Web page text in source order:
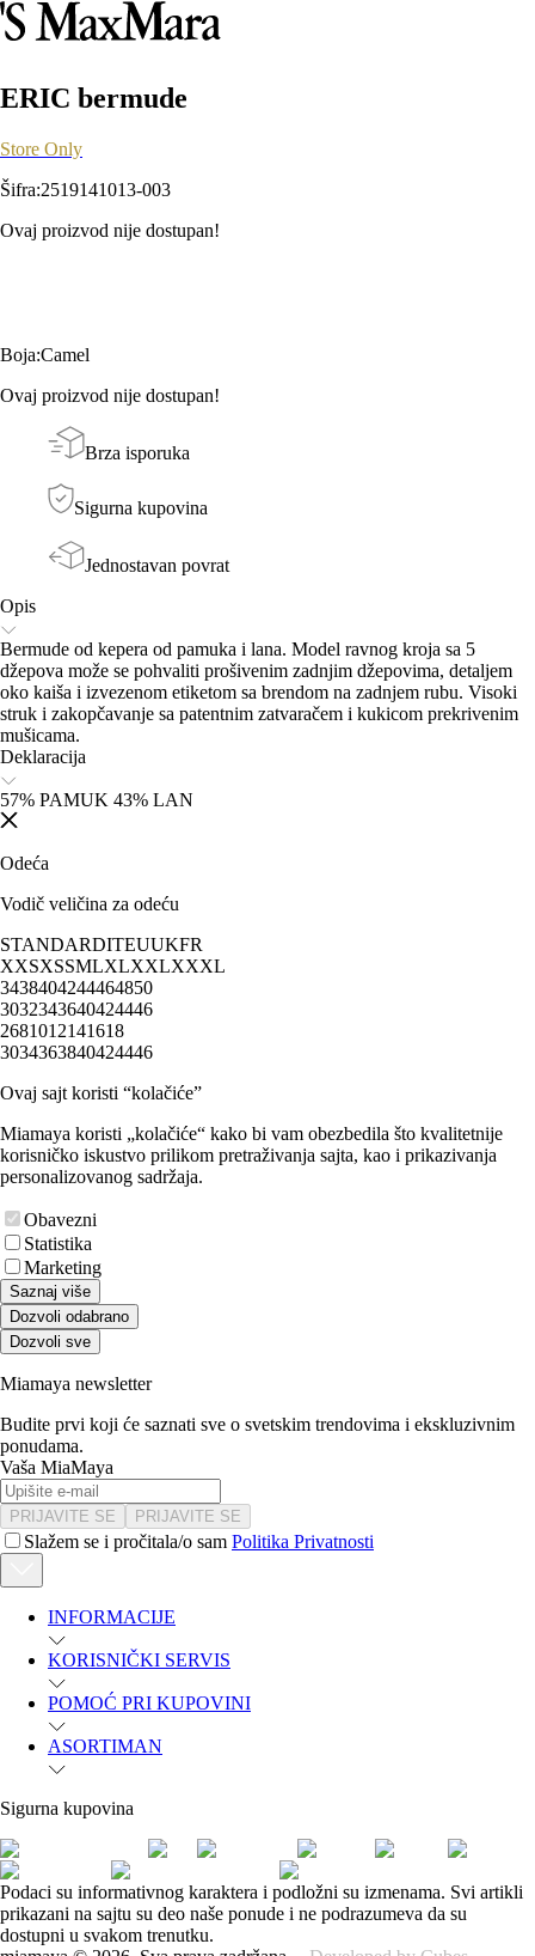
ERIC bermude
Store Only
Šifra:2519141013-003
Ovaj proizvod nije dostupan!
Boja:Camel
Ovaj proizvod nije dostupan!
Brza isporuka
Sigurna kupovina
Jednostavan povrat
Opis
Bermude od kepera od pamuka i lana. Model ravnog kroja sa 5
džepova može se pohvaliti prošivenim zadnjim džepovima, detaljem
oko kaiša i izvezenom etiketom sa brendom na zadnjem rubu. Visoki
struk i zakopčavanje sa patentnim zatvaračem i kukicom prekrivenim
mušicama.
Deklaracija
57% PAMUK 43% LAN
Odeća
Vodič veličina za odeću
STANDARDITEUUKFR
XXSXSSMLXLXXLXXXL
3438404244464850
3032343640424446
2681012141618
3034363840424446
Ovaj sajt koristi “kolačiće”
Miamaya koristi „kolačiće“ kako bi vam obezbedila što kvalitetnije
korisničko iskustvo prilikom pretraživanja sajta, kao i prikazivanja
personalizovanog sadržaja.
Obavezni
Statistika
Marketing
Saznaj više
Dozvoli odabrano
Dozvoli sve
Miamaya newsletter
Budite prvi koji će saznati sve o svetskim trendovima i ekskluzivnim
ponudama.
Vaša MiaMaya
PRIJAVITE SE PRIJAVITE SE
Slažem se i pročitala/o sam Politika Privatnosti
INFORMACIJE
KORISNIČKI SERVIS
POMOĆ PRI KUPOVINI
ASORTIMAN
Sigurna kupovina
Podaci su informativnog karaktera i podložni su izmenama. Svi artikli
prikazani na sajtu su deo naše ponude i ne podrazumeva da su
dostupni u svakom trenutku.